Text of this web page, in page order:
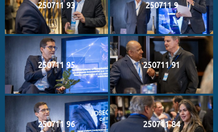
250711 93 250711 9
250711 95 250711 91
250711 96 250711 84